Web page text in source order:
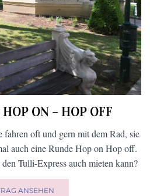
ON – HOP OFF
oft und gern mit dem Rad, sie
auch eine Runde Hop on Hop off.
Tulli-Express auch mieten kann?
ANSEHEN